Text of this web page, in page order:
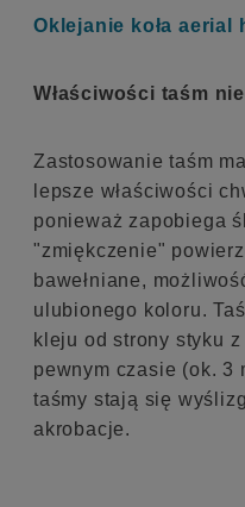
Oklejanie koła aerial
Właściwości taśm
Zastosowanie taśm
lepsze właściwości
ponieważ zapobiega
"zmiękczenie"
bawełniane,
ulubionego koloru.
kleju od strony styku
pewnym czasie (ok. 3
taśmy stają się
akrobacje.